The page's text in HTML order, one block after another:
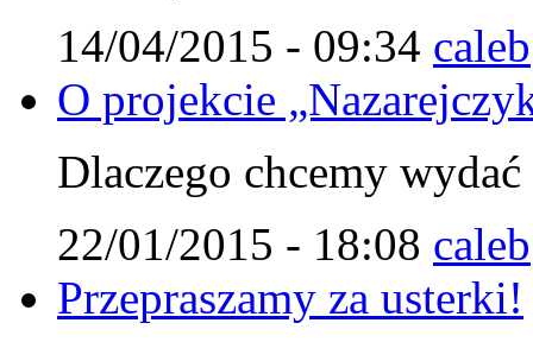
14/04/2015 - 09:34 caleb
O projekcie
Dlaczego chcemy wydać
22/01/2015 - 18:08 caleb
Przepraszamy za usterki!